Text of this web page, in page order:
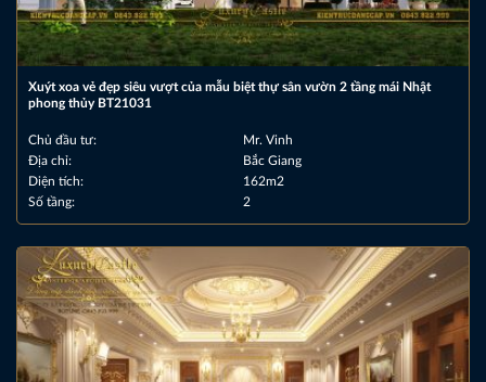
Xuýt xoa vẻ đẹp siêu vượt của mẫu biệt thự sân vườn 2 tầng mái Nhật
phong thủy BT21031
Chủ đầu tư:
Mr. Vinh
Địa chỉ:
Bắc Giang
Diện tích:
162m2
Số tầng:
2